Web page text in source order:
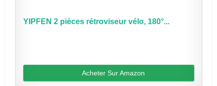
YIPFEN 2 pièces rétroviseur vélo, 180°...
Acheter Sur Amazon